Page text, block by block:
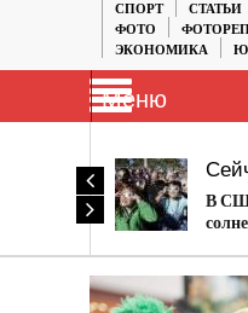
СПОРТ
СТАТЬИ
ФОТО
ЭКОНОМИКА
Меню
В